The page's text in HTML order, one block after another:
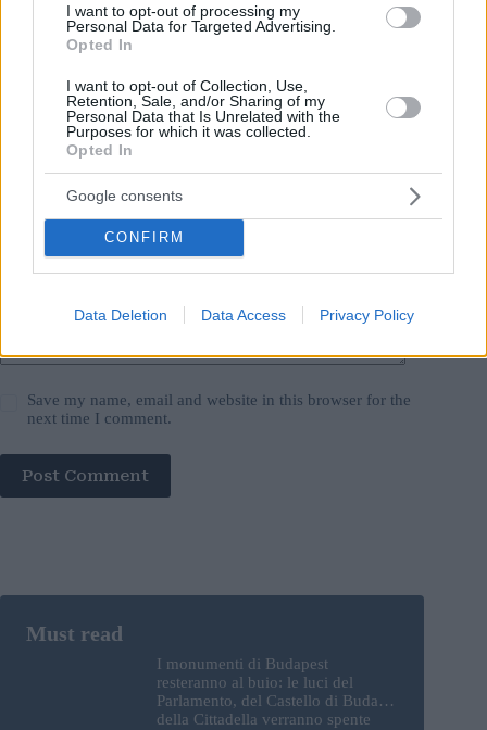
I want to opt-out of processing my
Personal Data for Targeted Advertising.
Opted In
I want to opt-out of Collection, Use,
Retention, Sale, and/or Sharing of my
Personal Data that Is Unrelated with the
Purposes for which it was collected.
Opted In
Google consents
CONFIRM
Data Deletion Data Access Privacy Policy
Your email address will not be published. Required fields are marked*
Add Comment*
Save my name, email and website in this browser for the
next time I comment.
Post Comment
I monumenti di Budapest
resteranno al buio: le luci del
Parlamento, del Castello di Buda e
della Cittadella verranno spente